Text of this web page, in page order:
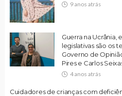
9 anos atrás
Guerra na Ucrânia,
legislativas são os
Governo de
Pires e Carlos
4 anos atrás
Cuidadores de crianças com